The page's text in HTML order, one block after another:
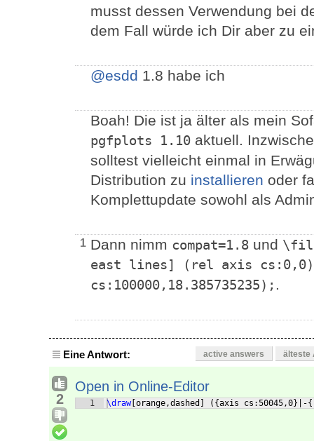
musst dessen Verwendung bei
dem Fall würde ich Dir aber zu
@esdd 1.8 habe ich
Boah! Die ist ja älter als mein
pgfplots 1.10 aktuell.
solltest vielleicht einmal in
Distribution zu installieren oder
Komplettupdate sowohl als
1 Dann nimm compat=1.8 und
east lines] (rel axis
cs:100000,18.385735235); .
Eine Antwort: active answers älteste
2
Open in Online-Editor
1 \draw[ orange,dashed ({axis cs:50045,0} |-{